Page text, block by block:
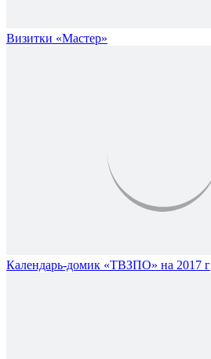
Визитки «Мастер»
Календарь-домик «ТВЗПО» на 2017 г